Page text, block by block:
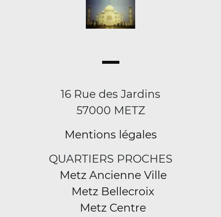
16 Rue des Jardins
57000 METZ
Mentions légales
QUARTIERS PROCHES
Metz Ancienne Ville
Metz Bellecroix
Metz Centre